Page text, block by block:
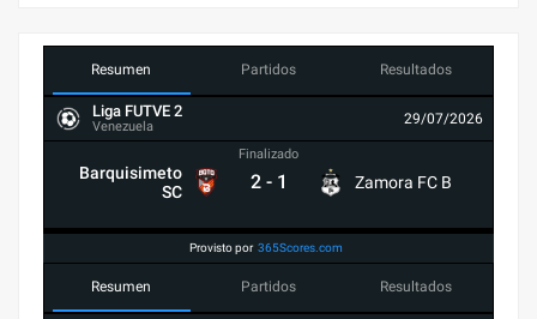
Resumen Partidos Resultados
Liga FUTVE 2
Venezuela 29/07/2026
Barquisimeto
SC
Finalizado
2 - 1 Zamora FC B
Provisto por 365Scores.com
Resumen Partidos Resultados